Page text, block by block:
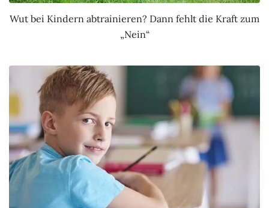
Wut bei Kindern abtrainieren? Dann fehlt die Kraft zum
„Nein“